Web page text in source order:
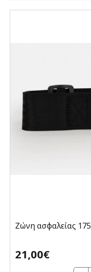
Ζώνη ασφαλείας
21,00€